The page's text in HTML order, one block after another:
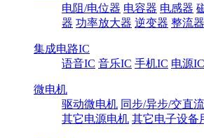
电阻/电位器 电容器 电感器
器 功率放大器 逆变器 整流器
集成电路IC
语音IC 音乐IC 手机IC 电源IC
微电机
驱动微电机 同步/异步/交直
其它电源电机 其它电子设备